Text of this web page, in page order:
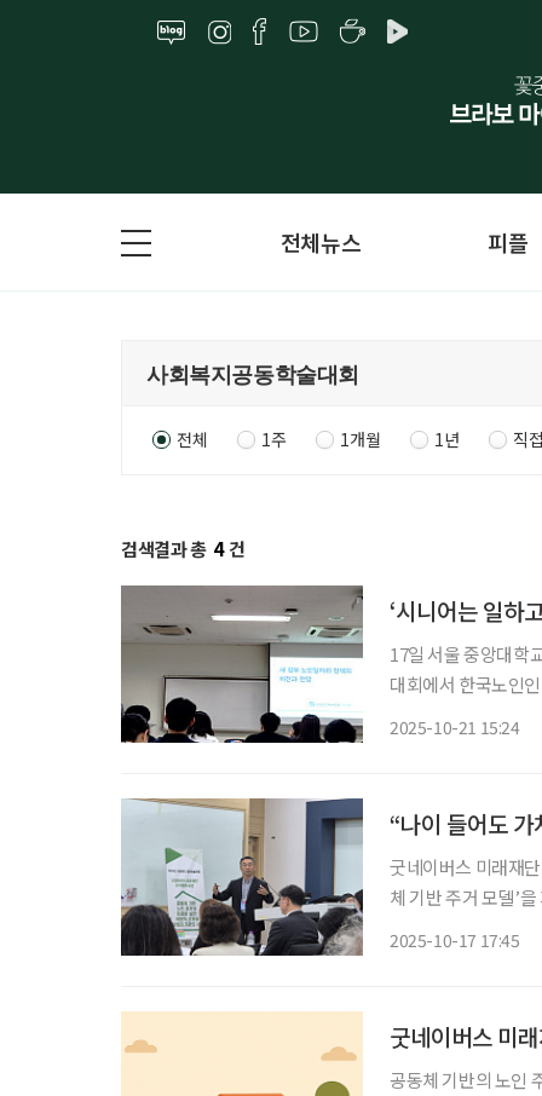
전체뉴스 피플
전체 1주 1개월 1년 직
검색결과 총 4 건
‘시니어는 일하
17일 서울 중앙대학
대회에서 한국노인
2025-10-21 15:24
굿네이버스 미래재
체 기반 주거 모델’을 제시했다. 재단은 17일 서울 중앙대에
2025-10-17 17:45
굿네이버스 미
공동체 기반의 노인 주거를 토론하는